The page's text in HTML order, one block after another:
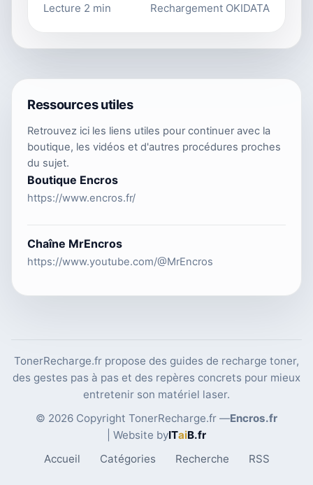
Lecture 2 min Rechargement OKIDATA
Ressources utiles
Retrouvez ici les liens utiles pour continuer avec la
boutique, les vidéos et d'autres procédures proches
du sujet.
Boutique Encros
https://www.encros.fr/
Chaîne MrEncros
https://www.youtube.com/@MrEncros
TonerRecharge.fr propose des guides de recharge toner,
des gestes pas à pas et des repères concrets pour mieux
entretenir son matériel laser.
© 2026 Copyright TonerRecharge.fr —Encros.fr
| Website byITaiB.fr
Accueil
Catégories Recherche RSS